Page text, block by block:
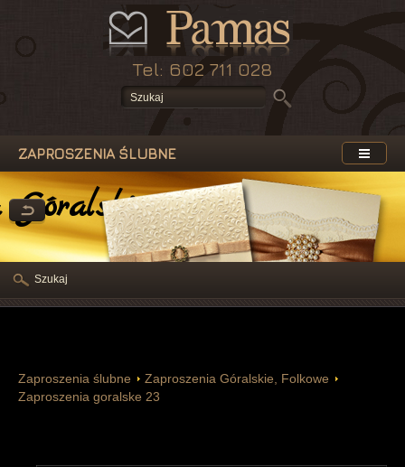
Góralskie, Folkowe
Tel: 602 711 028
ZAPROSZENIA ŚLUBNE
Zaproszenia ślubne
Zaproszenia Góralskie, Folkowe
Zaproszenia goralske 23
Szukaj